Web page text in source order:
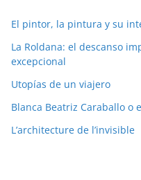
El pintor, la pintura y su
La Roldana: el descanso
excepcional
Utopías de un viajero
Blanca Beatriz Caraballo o
L’architecture de l’invisible